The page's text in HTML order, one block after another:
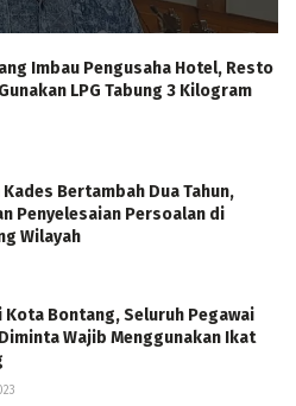
Imbau Pengusaha Hotel, Resto
LPG Tabung 3 Kilogram
Bertambah Dua Tahun,
Penyelesaian Persoalan di
Wilayah
Bontang, Seluruh Pegawai
Diminta Wajib Menggunakan Ikat